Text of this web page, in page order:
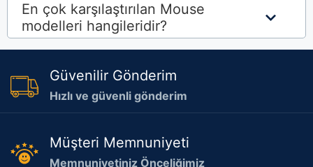
En çok karşılaştırılan Mouse
modelleri hangileridir?
Güvenilir Gönderim
Hızlı ve güvenli gönderim
Müşteri Memnuniyeti
Memnuniyetiniz Önceliğimiz